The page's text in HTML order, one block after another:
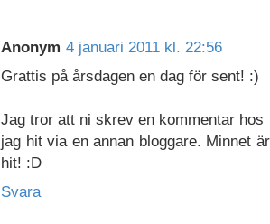
Anonym 4 januari 2011 kl. 22:56
Grattis på årsdagen en dag för sent! :)
Jag tror att ni skrev en kommentar
jag hit via en annan bloggare. Minnet
hit! :D
Svara